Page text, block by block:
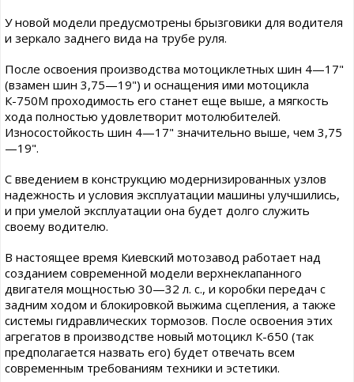
У новой модели предусмотрены брызговики для водителя
и зеркало заднего вида на трубе руля.
После освоения производства мотоциклетных шин 4—17"
(взамен шин 3,75—19") и оснащения ими мотоцикла
К-750М проходимость его станет еще выше, а мягкость
хода полностью удовлетворит мотолюбителей.
Износостойкость шин 4—17" значительно выше, чем 3,75
—19".
С введением в конструкцию модернизированных узлов
надежность и условия эксплуатации машины улучшились,
и при умелой эксплуатации она будет долго служить
своему водителю.
В настоящее время Киевский мотозавод работает над
созданием современной модели верхнеклапанного
двигателя мощностью 30—32 л. с., и коробки передач с
задним ходом и блокировкой выжима сцепления, а также
системы гидравлических тормозов. После освоения этих
агрегатов в производстве новый мотоцикл К-650 (так
предполагается назвать его) будет отвечать всем
современным требованиям техники и эстетики.